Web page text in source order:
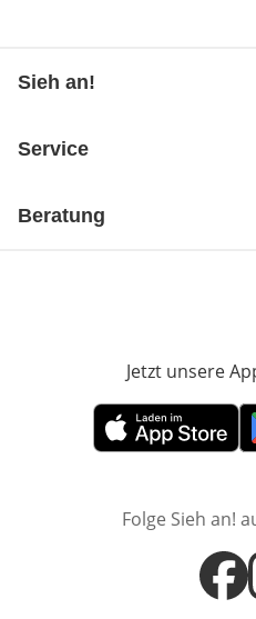
Sieh an!
Service
Beratung
Jetzt unsere
Öffnet in neuem
Folge Sieh an!